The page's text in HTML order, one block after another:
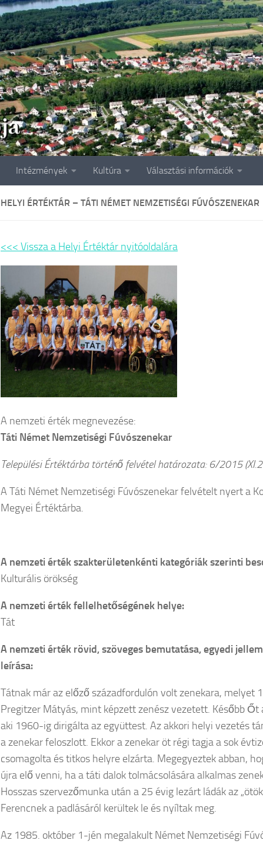
Intézmények Kultúra Választási információk
HELYI ÉRTÉKTÁR – TÁTI NÉMET NEMZETISÉGI FÚVÓSZENEKAR
<<< Vissza a Helyi Értéktár nyitóoldalára
A nemzeti érték megnevezése:
Táti Német Nemzetiségi Fúvószenekar
Települési Értéktárba történő felvétel határozata: 6/2015
A Táti Német Nemzetiségi Fúvószenekar felvételt nyert a
Megyei Értéktárba.
A nemzeti érték szakterületenkénti kategóriák szerinti
Kulturális örökség
A nemzeti érték fellelhetőségének helye:
Tát
A nemzeti érték rövid, szöveges bemutatása, egyedi
leírása:
Tátnak már az előző századfordulón volt zenekara, melyet
Pregitzer Mátyás, mint képzett zenész vezetett. Később
aki 1960-ig dirigálta az együttest. Az akkori helyi vezetés
a zenekar feloszlott. Ekkor a zenekar öt régi tagja a sok
csomagolta és titkos helyre elzárta. Megegyeztek abban,
újra elő venni, ha a táti dalok tolmácsolására alkalmas
Hosszas szervezőmunka után a 25 évig lezárt ládák az
Ferencnek a padlásáról kerültek le és nyíltak meg.
Az 1985. október 1-jén megalakult Német Nemzetiségi